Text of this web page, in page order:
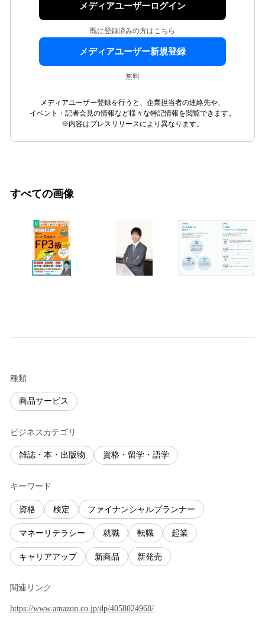
メディアユーザーログイン
既に登録済みの方はこちら
メディアユーザー新規登録
無料
メディアユーザー登録を行うと、企業担当者の連絡先や、
イベント・記者会見の情報など様々な特記情報を閲覧できます。
※内容はプレスリリースにより異なります。
すべての画像
種類
商品サービス
ビジネスカテゴリ
雑誌・本・出版物 資格・留学・語学
キーワード
資格 検定 ファイナンシャルプランナー
マネーリテラシー 就職 転職 起業
キャリアアップ 新商品 新発売
関連リンク
https://www.amazon.co.jp/dp/4058024968/